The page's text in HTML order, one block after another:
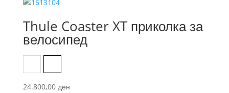
Thule Coaster XT приколка за
велосипед
24.800,00 ден